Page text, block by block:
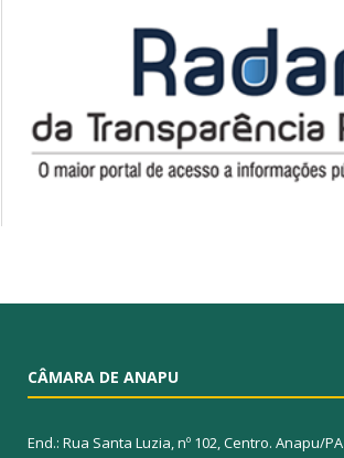
CÂMARA DE ANAPU
End.: Rua Santa Luzia, nº 102, Centro. Anapu/PA